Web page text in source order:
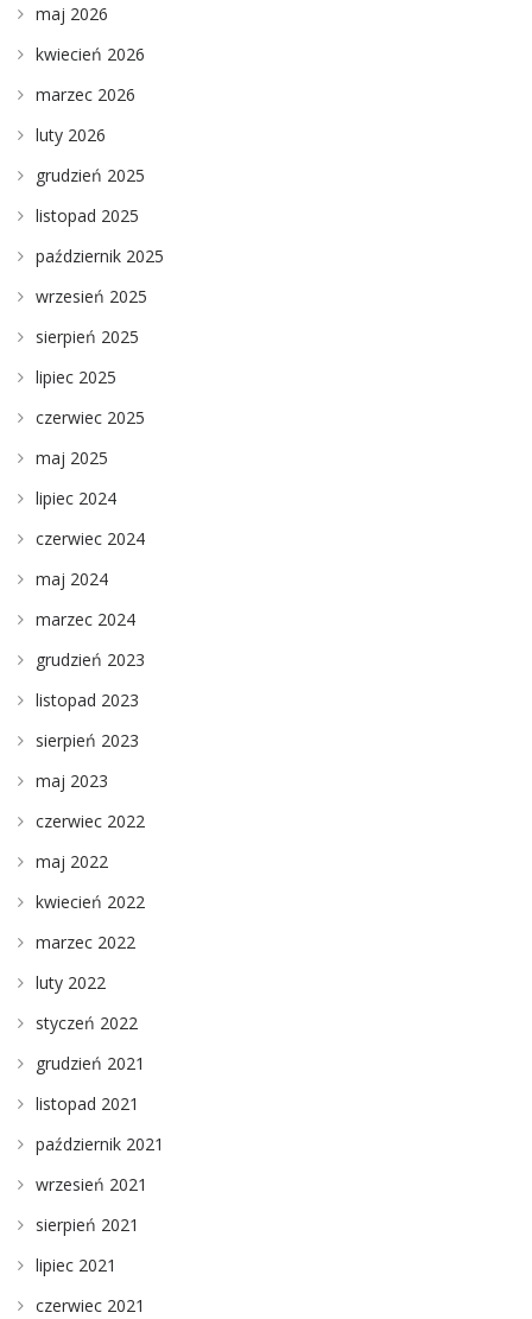
maj 2026
kwiecień 2026
marzec 2026
luty 2026
grudzień 2025
listopad 2025
październik 2025
wrzesień 2025
sierpień 2025
lipiec 2025
czerwiec 2025
maj 2025
lipiec 2024
czerwiec 2024
maj 2024
marzec 2024
grudzień 2023
listopad 2023
sierpień 2023
maj 2023
czerwiec 2022
maj 2022
kwiecień 2022
marzec 2022
luty 2022
styczeń 2022
grudzień 2021
listopad 2021
październik 2021
wrzesień 2021
sierpień 2021
lipiec 2021
czerwiec 2021